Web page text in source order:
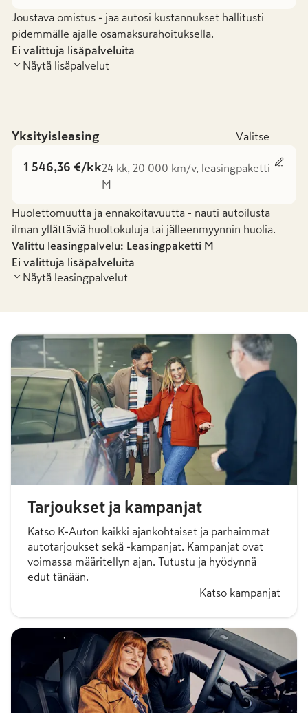
Joustava omistus - jaa autosi kustannukset hallitusti
pidemmälle ajalle osamaksurahoituksella.
Ei valittuja lisäpalveluita
Näytä lisäpalvelut
Yksityisleasing Valitse
1 546,36 €/kk24 kk, 20 000 km/v, leasingpaketti
M
Huolettomuutta ja ennakoitavuutta - nauti autoilusta
ilman yllättäviä huoltokuluja tai jälleenmyynnin huolia.
Valittu leasingpalvelu: Leasingpaketti M
41,88 € /kk 1 546,36 €
Ei valittuja lisäpalveluita
Näytä leasingpalvelut
Tarjoukset ja kampanjat
Katso K-Auton kaikki ajankohtaiset ja parhaimmat
autotarjoukset sekä -kampanjat. Kampanjat ovat
voimassa määritellyn ajan. Tutustu ja hyödynnä
edut tänään.
Katso kampanjat